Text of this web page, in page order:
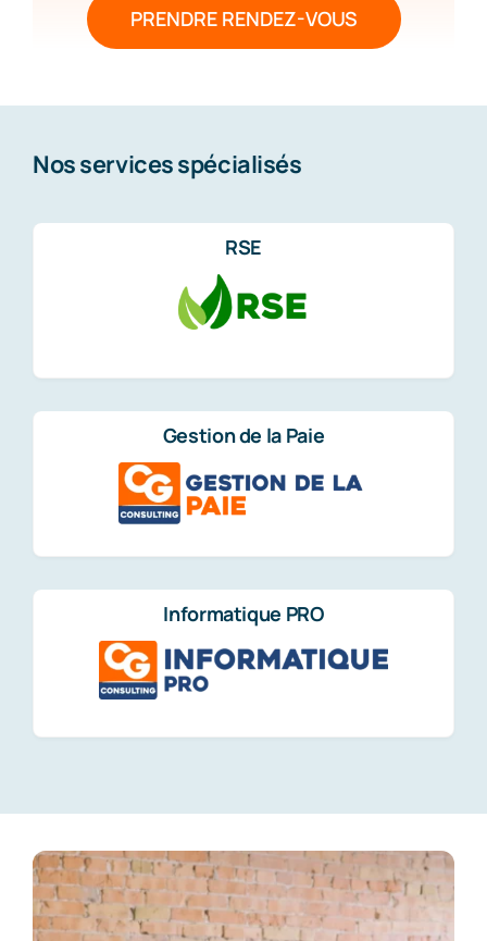
PRENDRE RENDEZ-VOUS
Nos services spécialisés
RSE
Gestion de la Paie
Informatique PRO